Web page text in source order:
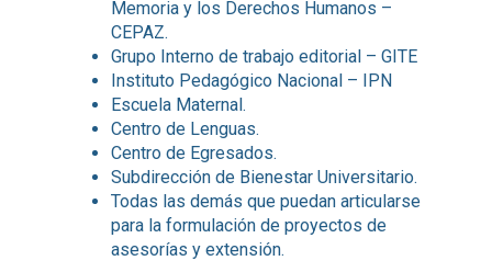
Memoria y los Derechos Humanos –
CEPAZ.
Grupo Interno de trabajo editorial – GITE
Instituto Pedagógico Nacional – IPN
Escuela Maternal.
Centro de Lenguas.
Centro de Egresados.
Subdirección de Bienestar Universitario.
Todas las demás que puedan articularse
para la formulación de proyectos de
asesorías y extensión.